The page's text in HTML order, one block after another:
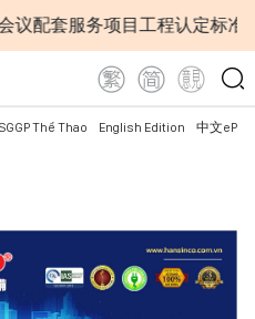
工程认定标准 越南第十六
SGGP Thể Thao English Edition 中文